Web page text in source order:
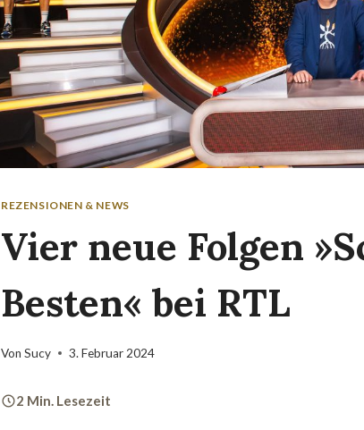
REZENSIONEN & NEWS
Vier neue Folgen
Besten« bei RTL
Von Sucy 3. Februar 2024
2 Min. Lesezeit